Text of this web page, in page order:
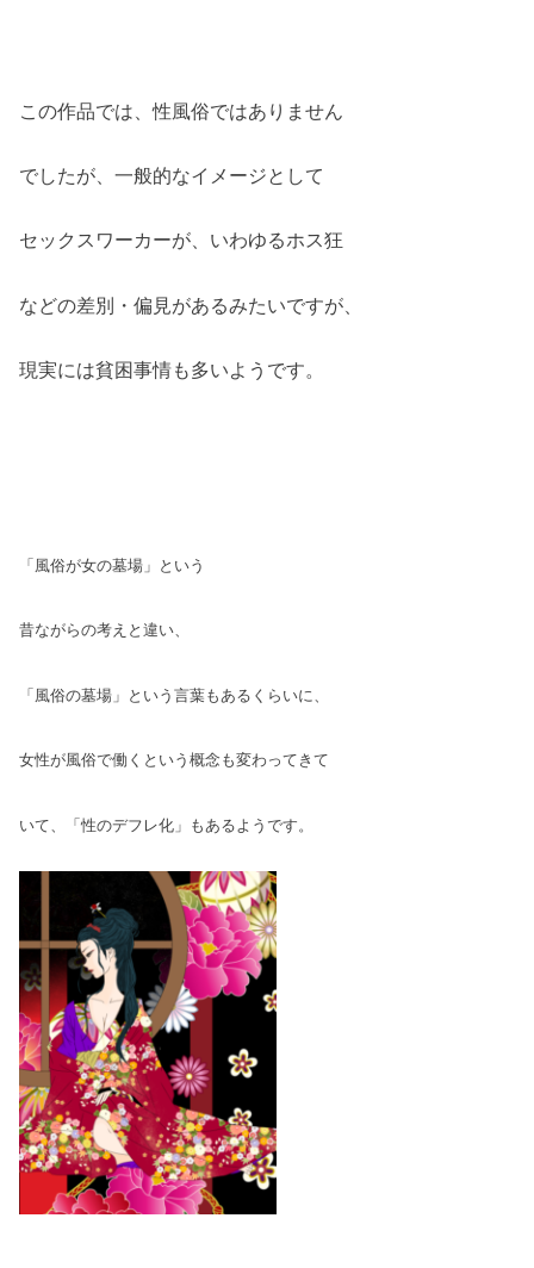
この作品では、性風俗ではありません
でしたが、一般的なイメージとして
セックスワーカーが、いわゆるホス狂
などの差別・偏見があるみたいですが、
現実には貧困事情も多いようです。
「風俗が女の墓場」という
昔ながらの考えと違い、
「風俗の墓場」という言葉もあるくらいに、
女性が風俗で働くという概念も変わってきて
いて、「性のデフレ化」もあるようです。